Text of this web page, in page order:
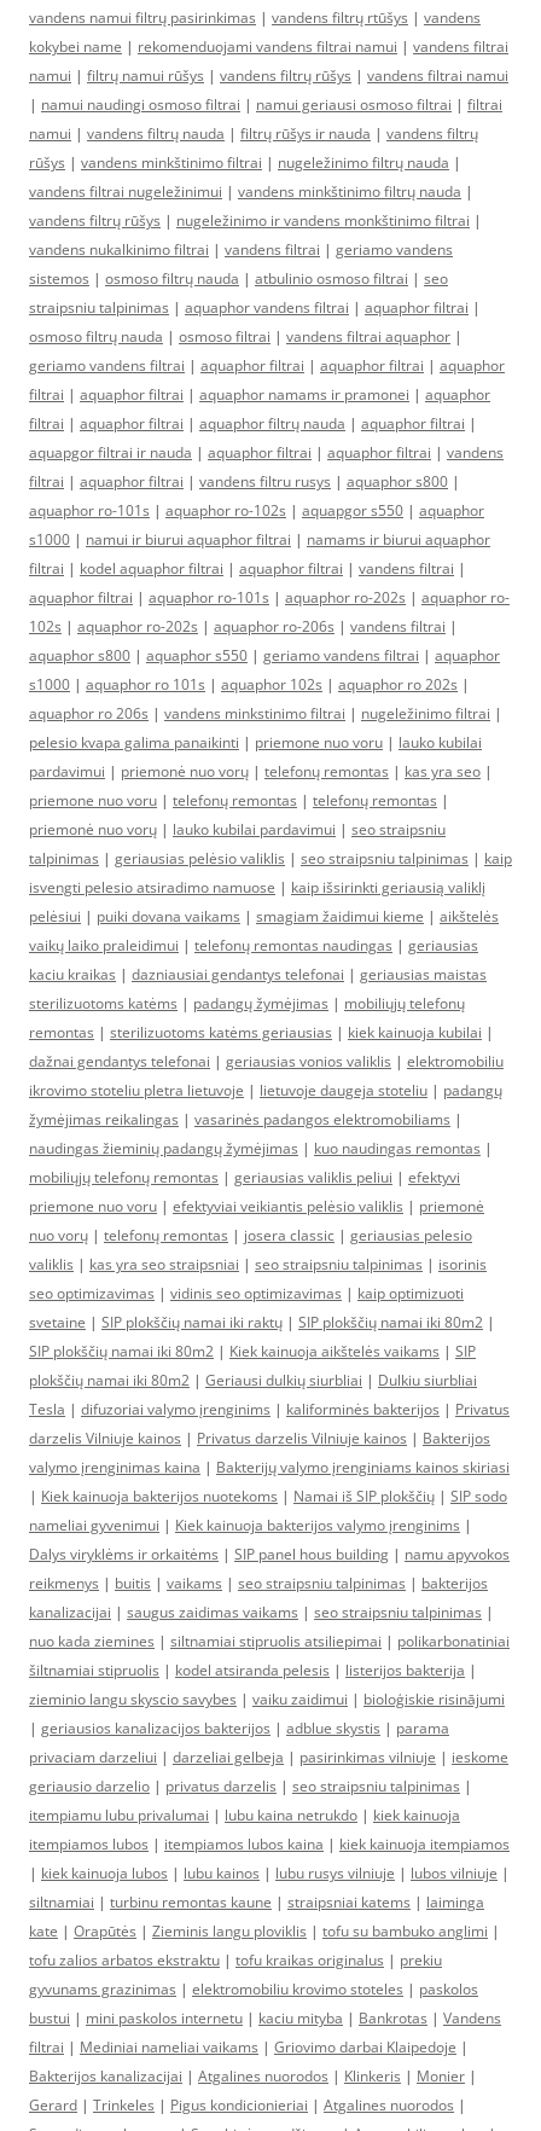
vandens namui filtrų pasirinkimas | vandens filtrų rtūšys | vandens
kokybei name | rekomenduojami vandens filtrai namui | vandens filtrai
namui | filtrų namui rūšys | vandens filtrų rūšys | vandens filtrai namui
| namui naudingi osmoso filtrai | namui geriausi osmoso filtrai | filtrai
namui | vandens filtrų nauda | filtrų rūšys ir nauda | vandens filtrų
rūšys | vandens minkštinimo filtrai | nugeležinimo filtrų nauda |
vandens filtrai nugeležinimui | vandens minkštinimo filtrų nauda |
vandens filtrų rūšys | nugeležinimo ir vandens monkštinimo filtrai |
vandens nukalkinimo filtrai | vandens filtrai | geriamo vandens
sistemos | osmoso filtrų nauda | atbulinio osmoso filtrai | seo
straipsniu talpinimas | aquaphor vandens filtrai | aquaphor filtrai |
osmoso filtrų nauda | osmoso filtrai | vandens filtrai aquaphor |
geriamo vandens filtrai | aquaphor filtrai | aquaphor filtrai | aquaphor
filtrai | aquaphor filtrai | aquaphor namams ir pramonei | aquaphor
filtrai | aquaphor filtrai | aquaphor filtrų nauda | aquaphor filtrai |
aquapgor filtrai ir nauda | aquaphor filtrai | aquaphor filtrai | vandens
filtrai | aquaphor filtrai | vandens filtru rusys | aquaphor s800 |
aquaphor ro-101s | aquaphor ro-102s | aquapgor s550 | aquaphor
s1000 | namui ir biurui aquaphor filtrai | namams ir biurui aquaphor
filtrai | kodel aquaphor filtrai | aquaphor filtrai | vandens filtrai |
aquaphor filtrai | aquaphor ro-101s | aquaphor ro-202s | aquaphor ro-
102s | aquaphor ro-202s | aquaphor ro-206s | vandens filtrai |
aquaphor s800 | aquaphor s550 | geriamo vandens filtrai | aquaphor
s1000 | aquaphor ro 101s | aquaphor 102s | aquaphor ro 202s |
aquaphor ro 206s | vandens minkstinimo filtrai | nugeležinimo filtrai |
pelesio kvapa galima panaikinti | priemone nuo voru | lauko kubilai
pardavimui | priemonė nuo vorų | telefonų remontas | kas yra seo |
priemone nuo voru | telefonų remontas | telefonų remontas |
priemonė nuo vorų | lauko kubilai pardavimui | seo straipsniu
talpinimas | geriausias pelėsio valiklis | seo straipsniu talpinimas | kaip
isvengti pelesio atsiradimo namuose | kaip išsirinkti geriausią valiklį
pelėsiui | puiki dovana vaikams | smagiam žaidimui kieme | aikštelės
vaikų laiko praleidimui | telefonų remontas naudingas | geriausias
kaciu kraikas | dazniausiai gendantys telefonai | geriausias maistas
sterilizuotoms katėms | padangų žymėjimas | mobiliųjų telefonų
remontas | sterilizuotoms katėms geriausias | kiek kainuoja kubilai |
dažnai gendantys telefonai | geriausias vonios valiklis | elektromobiliu
ikrovimo stoteliu pletra lietuvoje | lietuvoje daugeja stoteliu | padangų
žymėjimas reikalingas | vasarinės padangos elektromobiliams |
naudingas žieminių padangų žymėjimas | kuo naudingas remontas |
mobiliųjų telefonų remontas | geriausias valiklis peliui | efektyvi
priemone nuo voru | efektyviai veikiantis pelėsio valiklis | priemonė
nuo vorų | telefonų remontas | josera classic | geriausias pelesio
valiklis | kas yra seo straipsniai | seo straipsniu talpinimas | isorinis
seo optimizavimas | vidinis seo optimizavimas | kaip optimizuoti
svetaine | SIP plokščių namai iki raktų | SIP plokščių namai iki 80m2 |
SIP plokščių namai iki 80m2 | Kiek kainuoja aikštelės vaikams | SIP
plokščių namai iki 80m2 | Geriausi dulkių siurbliai | Dulkiu siurbliai
Tesla | difuzoriai valymo įrenginims | kaliforminės bakterijos | Privatus
darzelis Vilniuje kainos | Privatus darzelis Vilniuje kainos | Bakterijos
valymo įrenginimas kaina | Bakterijų valymo įrenginiams kainos skiriasi
| Kiek kainuoja bakterijos nuotekoms | Namai iš SIP plokščių | SIP sodo
nameliai gyvenimui | Kiek kainuoja bakterijos valymo įrenginims |
Dalys viryklėms ir orkaitėms | SIP panel hous building | namu apyvokos
reikmenys | buitis | vaikams | seo straipsniu talpinimas | bakterijos
kanalizacijai | saugus zaidimas vaikams | seo straipsniu talpinimas |
nuo kada ziemines | siltnamiai stipruolis atsiliepimai | polikarbonatiniai
šiltnamiai stipruolis | kodel atsiranda pelesis | listerijos bakterija |
zieminio langu skyscio savybes | vaiku zaidimui | bioloģiskie risinājumi
| geriausios kanalizacijos bakterijos | adblue skystis | parama
privaciam darzeliui | darzeliai gelbeja | pasirinkimas vilniuje | ieskome
geriausio darzelio | privatus darzelis | seo straipsniu talpinimas |
itempiamu lubu privalumai | lubu kaina netrukdo | kiek kainuoja
itempiamos lubos | itempiamos lubos kaina | kiek kainuoja itempiamos
| kiek kainuoja lubos | lubu kainos | lubu rusys vilniuje | lubos vilniuje |
siltnamiai | turbinu remontas kaune | straipsniai katems | laiminga
kate | Orapūtės | Zieminis langu ploviklis | tofu su bambuko anglimi |
tofu zalios arbatos ekstraktu | tofu kraikas originalus | prekiu
gyvunams grazinimas | elektromobiliu krovimo stoteles | paskolos
bustui | mini paskolos internetu | kaciu mityba | Bankrotas | Vandens
filtrai | Mediniai nameliai vaikams | Griovimo darbai Klaipedoje |
Bakterijos kanalizacijai | Atgalines nuorodos | Klinkeris | Monier |
Gerard | Trinkeles | Pigus kondicionieriai | Atgalines nuorodos |